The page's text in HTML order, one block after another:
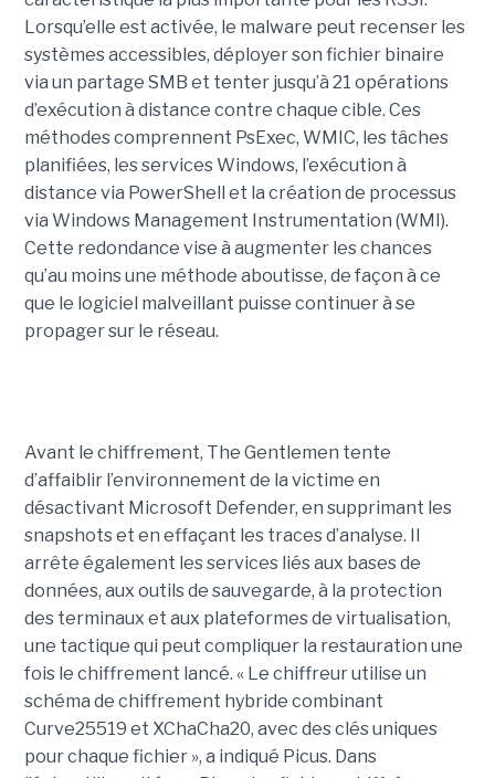
Lorsqu’elle est activée, le malware peut recenser les
systèmes accessibles, déployer son fichier binaire
via un partage SMB et tenter jusqu’à 21 opérations
d’exécution à distance contre chaque cible. Ces
méthodes comprennent PsExec, WMIC, les tâches
planifiées, les services Windows, l’exécution à
distance via PowerShell et la création de processus
via Windows Management Instrumentation (WMI).
Cette redondance vise à augmenter les chances
qu’au moins une méthode aboutisse, de façon à ce
que le logiciel malveillant puisse continuer à se
propager sur le réseau.
Avant le chiffrement, The Gentlemen tente
d’affaiblir l’environnement de la victime en
désactivant Microsoft Defender, en supprimant les
snapshots et en effaçant les traces d’analyse. Il
arrête également les services liés aux bases de
données, aux outils de sauvegarde, à la protection
des terminaux et aux plateformes de virtualisation,
une tactique qui peut compliquer la restauration une
fois le chiffrement lancé. « Le chiffreur utilise un
schéma de chiffrement hybride combinant
Curve25519 et XChaCha20, avec des clés uniques
pour chaque fichier », a indiqué Picus. Dans